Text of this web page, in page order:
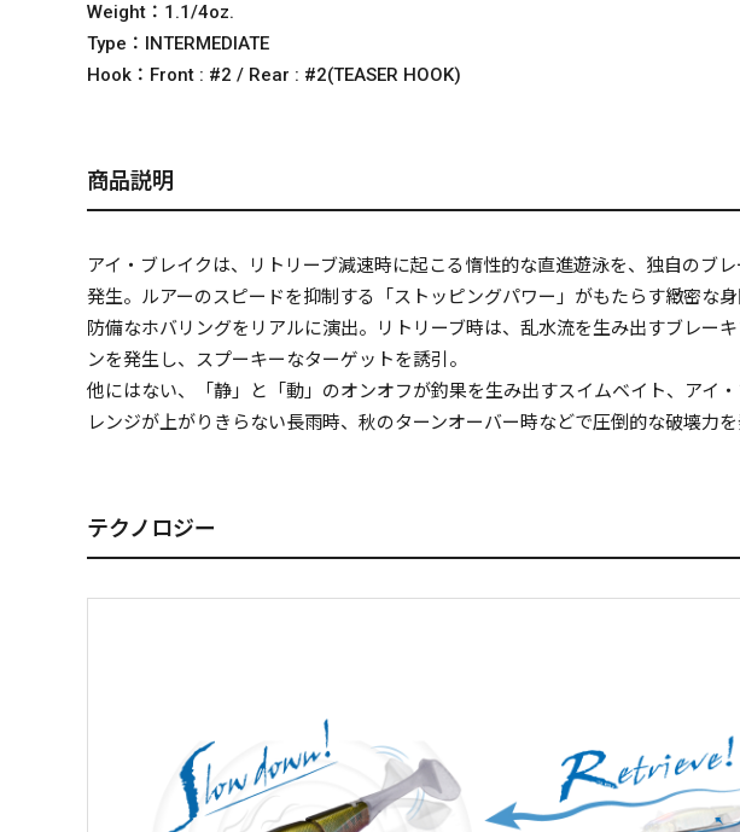
Weight： 1.1/4oz.
Type： INTERMEDIATE
Hook： Front : #2 / Rear : #2(TEASER HOOK)
商品説明
アイ・ブレイクは、リトリーブ減速時に起こる惰性的な直進遊泳を、独自のブ
発生。ルアーのスピードを抑制する「ストッピングパワー」がもたらす緻密な
防備なホバリングをリアルに演出。リトリーブ時は、乱水流を生み出すブレー
ンを発生し、スプーキーなターゲットを誘引。
他にはない、「静」と「動」のオンオフが釣果を生み出すスイムベイト、アイ
レンジが上がりきらない長雨時、秋のターンオーバー時などで圧倒的な破壊力
テクノロジー